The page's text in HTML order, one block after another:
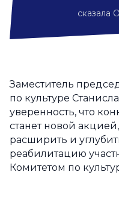
сказала
Заместитель
по культуре
уверенность, что
станет новой
расширить и
реабилитацию
Комитетом по